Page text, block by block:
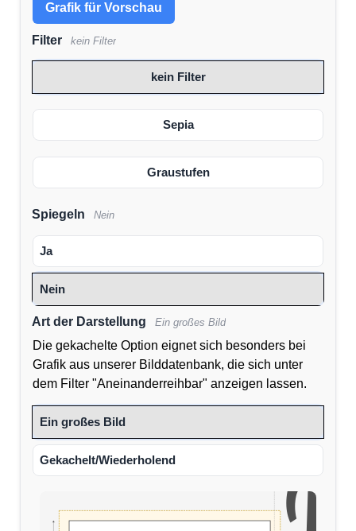
Grafik für Vorschau
Filter kein Filter
kein Filter
Sepia
Graustufen
Spiegeln Nein
Ja
Nein
Art der Darstellung Ein großes Bild
Die gekachelte Option eignet sich besonders bei
Grafik aus unserer Bilddatenbank, die sich unter
dem Filter "Aneinanderreihbar" anzeigen lassen.
Ein großes Bild
Gekachelt/Wiederholend